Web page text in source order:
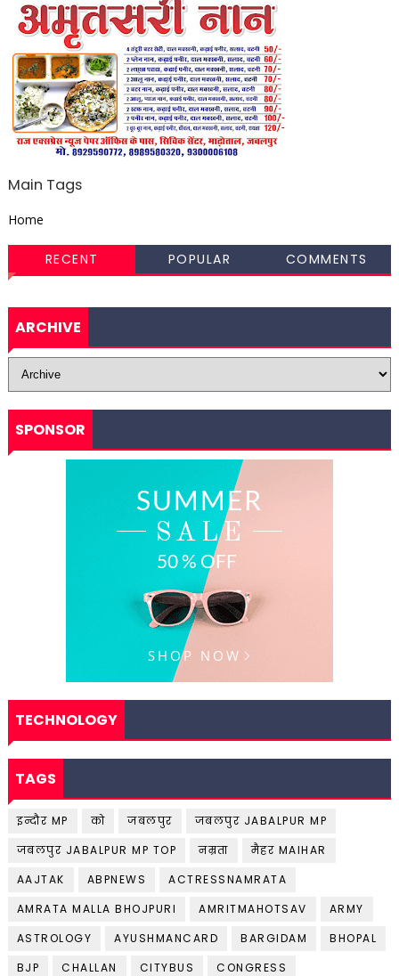
Main Tags
Home
RECENT POPULAR COMMENTS
ARCHIVE
SPONSOR
TECHNOLOGY
TAGS
इन्दौर MP को जबलपुर
जबलपुर JABALPUR MP
जबलपुर JABALPUR MP TOP
नम्रता
मैहर MAIHAR
AAJTAK
ABPNEWS
ACTRESSNAMRATA
AMRATA MALLA BHOJPURI
AMRITMAHOTSAV
ARMY
ASTROLOGY
AYUSHMANCARD BARGIDAM
BHOPAL
BJP
CHALLAN CITYBUS
CONGRESS